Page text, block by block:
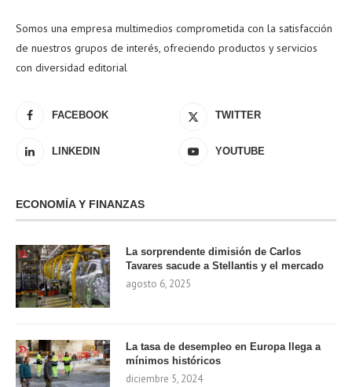
Somos una empresa multimedios comprometida con la satisfacción
de nuestros grupos de interés, ofreciendo productos y servicios
con diversidad editorial
FACEBOOK TWITTER
LINKEDIN YOUTUBE
ECONOMÍA Y FINANZAS
La sorprendente dimisión de Carlos
Tavares sacude a Stellantis y el mercado
agosto 6, 2025
La tasa de desempleo en Europa llega a
mínimos históricos
diciembre 5, 2024